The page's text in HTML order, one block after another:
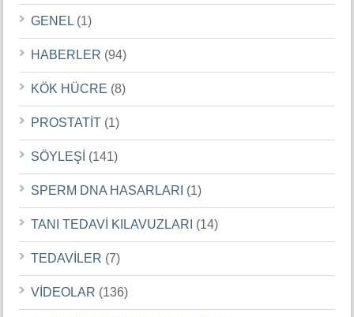
GENEL (1)
HABERLER (94)
KÖK HÜCRE (8)
PROSTATİT (1)
SÖYLEŞİ (141)
SPERM DNA HASARLARI (1)
TANI TEDAVİ KILAVUZLARI (14)
TEDAVİLER (7)
VİDEOLAR (136)